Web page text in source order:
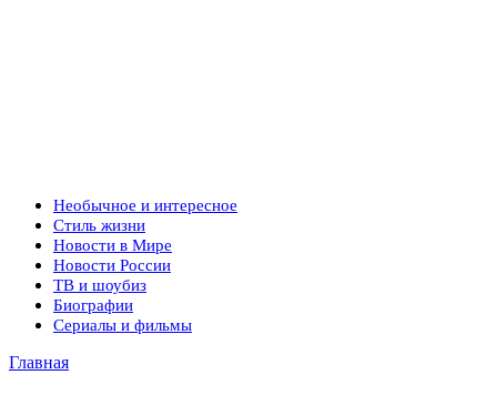
Необычное и интересное
Стиль жизни
Новости в Мире
Новости России
ТВ и шоубиз
Биографии
Сериалы и фильмы
Главная